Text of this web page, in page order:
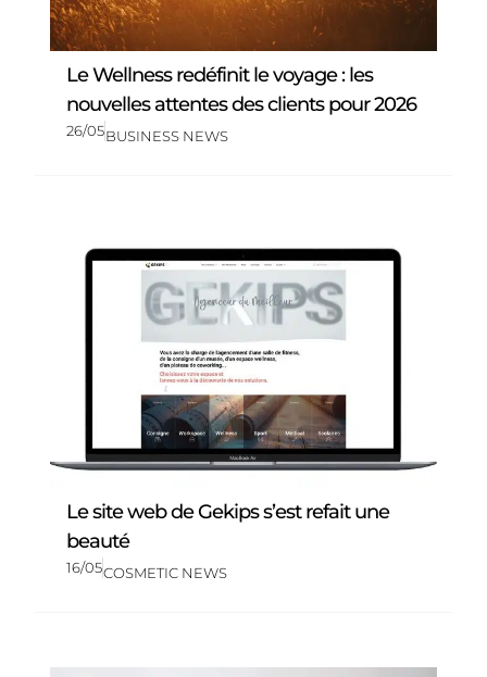
Le Wellness redéfinit le voyage : les
nouvelles attentes des clients pour 2026
26/05BUSINESS NEWS
Le site web de Gekips s’est refait une
beauté
16/05COSMETIC NEWS